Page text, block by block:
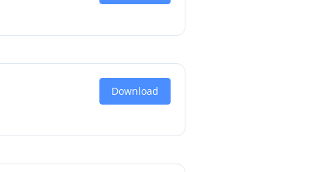
Download